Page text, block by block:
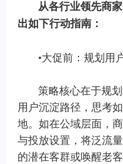
从各行业领先商家
出如下行动指南：
•大促前：规划用
策略核心在于规划
用户沉淀路径，思考
地。如在公域层面，
与投放设置，将泛流
的潜在客群或唤醒老